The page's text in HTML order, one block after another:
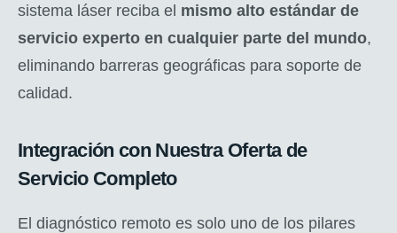
sistema láser reciba el mismo alto estándar de
servicio experto en cualquier parte del mundo,
eliminando barreras geográficas para soporte de
calidad.
Integración con Nuestra Oferta de
Servicio Completo
El diagnóstico remoto es solo uno de los pilares